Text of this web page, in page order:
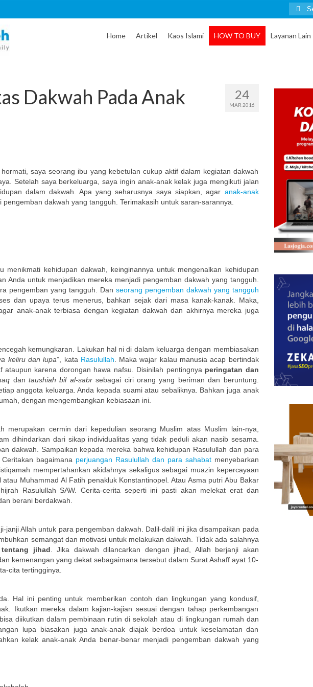
Search
for:
Home Artikel Kaos Islami HOW TO BUY Layanan Lain
24
MAR 2016
Dakwah Pada Anak
saya seorang ibu yang kebetulan cukup aktif dalam kegiatan dakwah
Setelah saya berkeluarga, saya ingin anak-anak kelak juga mengikuti jalan
dalam dakwah. Apa yang seharusnya saya siapkan, agar anak-anak
pengemban dakwah yang tangguh. Terimakasih untuk saran-sarannya.
menikmati kehidupan dakwah, keinginannya untuk mengenalkan kehidupan
Anda untuk menjadikan mereka menjadi pengemban dakwah yang tangguh.
pengemban yang tangguh. Dan seorang pengemban dakwah yang tangguh
dan upaya terus menerus, bahkan sejak dari masa kanak-kanak. Maka,
anak-anak terbiasa dengan kegiatan dakwah dan akhirnya mereka juga
kemungkaran. Lakukan hal ni di dalam keluarga dengan membiasakan
keliru dan lupa”, kata Rasulullah. Maka wajar kalau manusia acap bertindak
karena dorongan hawa nafsu. Disinilah pentingnya peringatan dan
dantaushiah bil al-sabrsebagai ciri orang yang beriman dan beruntung.
anggota keluarga. Anda kepada suami atau sebaliknya. Bahkan juga anak
dengan mengembangkan kebiasaan ini.
merupakan cermin dari kepedulian seorang Muslim atas Muslim lain-nya,
dihindarkan dari sikap individualitas yang tidak peduli akan nasib sesama.
dakwah. Sampaikan kepada mereka bahwa kehidupan Rasulullah dan para
bagaimana perjuangan Rasulullah dan para sahabatmenyebarkan
mempertahankan akidahnya sekaligus sebagai muazin kepercayaan
atau Muhammad Al Fatih penakluk Konstantinopel. Atau Asma putri Abu Bakar
Rasulullah SAW. Cerita-cerita seperti ini pasti akan melekat erat dan
berani berdakwah.
janji Allah untuk para pengemban dakwah. Dalil-dalil ini jika disampaikan pada
semangat dan motivasi untuk melakukan dakwah. Tidak ada salahnya
jihad. Jika dakwah dilancarkan dengan jihad, Allah berjanji akan
kemenangan yang dekat sebagaimana tersebut dalam Surat Ashaff ayat 10-
cita tertingginya.
Hal ini penting untuk memberikan contoh dan lingkungan yang kondusif,
Ikutkan mereka dalam kajian-kajian sesuai dengan tahap perkembangan
bisa diikutkan dalam pembinaan rutin di sekolah atau di lingkungan rumah dan
lupa biasakan juga anak-anak diajak berdoa untuk keselamatan dan
kelak anak-anak Anda benar-benar menjadi pengemban dakwah yang